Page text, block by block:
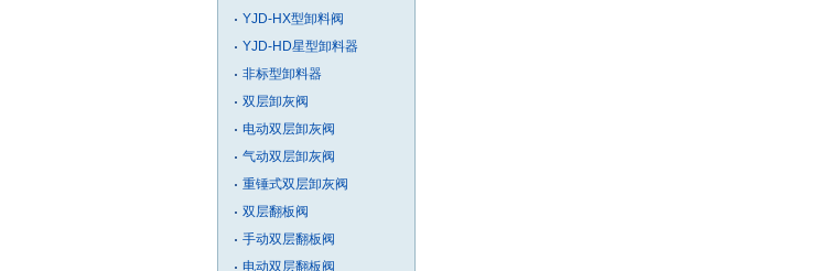
YJD-HX型卸料阀
YJD-HD星型卸料器
非标型卸料器
双层卸灰阀
电动双层卸灰阀
气动双层卸灰阀
重锤式双层卸灰阀
双层翻板阀
手动双层翻板阀
电动双层翻板阀